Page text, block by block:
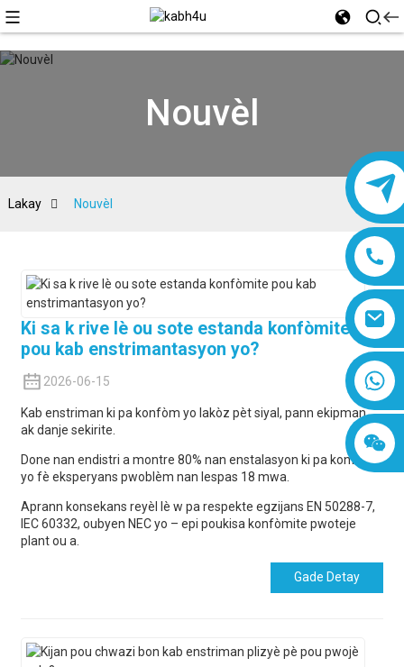
Nouvèl
Lakay Nouvèl
Ki sa k rive lè ou sote estanda konfòmite
pou kab enstrimantasyon yo?
2026-06-15
Kab enstriman ki pa konfòm yo lakòz pèt siyal, pann ekipman,
ak danje sekirite.
Done nan endistri a montre 80% nan enstalasyon ki pa konfòm
yo fè eksperyans pwoblèm nan lespas 18 mwa.
Aprann konsekans reyèl lè w pa respekte egzijans EN 50288-7,
IEC 60332, oubyen NEC yo – epi poukisa konfòmite pwoteje
plant ou a.
Gade Detay